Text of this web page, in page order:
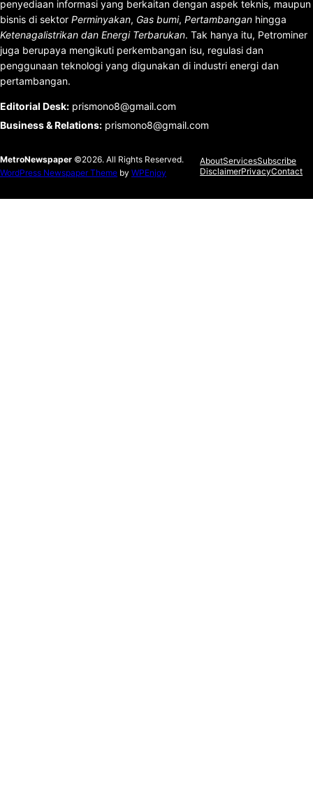
penyediaan informasi yang berkaitan dengan aspek teknis, maupun
bisnis di sektor Perminyakan, Gas bumi, Pertambangan hingga
Ketenagalistrikan dan Energi Terbarukan. Tak hanya itu, Petrominer
juga berupaya mengikuti perkembangan isu, regulasi dan
penggunaan teknologi yang digunakan di industri energi dan
pertambangan.
Editorial Desk: prismono8@gmail.com
Business & Relations: prismono8@gmail.com
MetroNewspaper ©2026. All Rights Reserved.
WordPress Newspaper Theme by WPEnjoy
AboutServicesSubscribe
DisclaimerPrivacyContact